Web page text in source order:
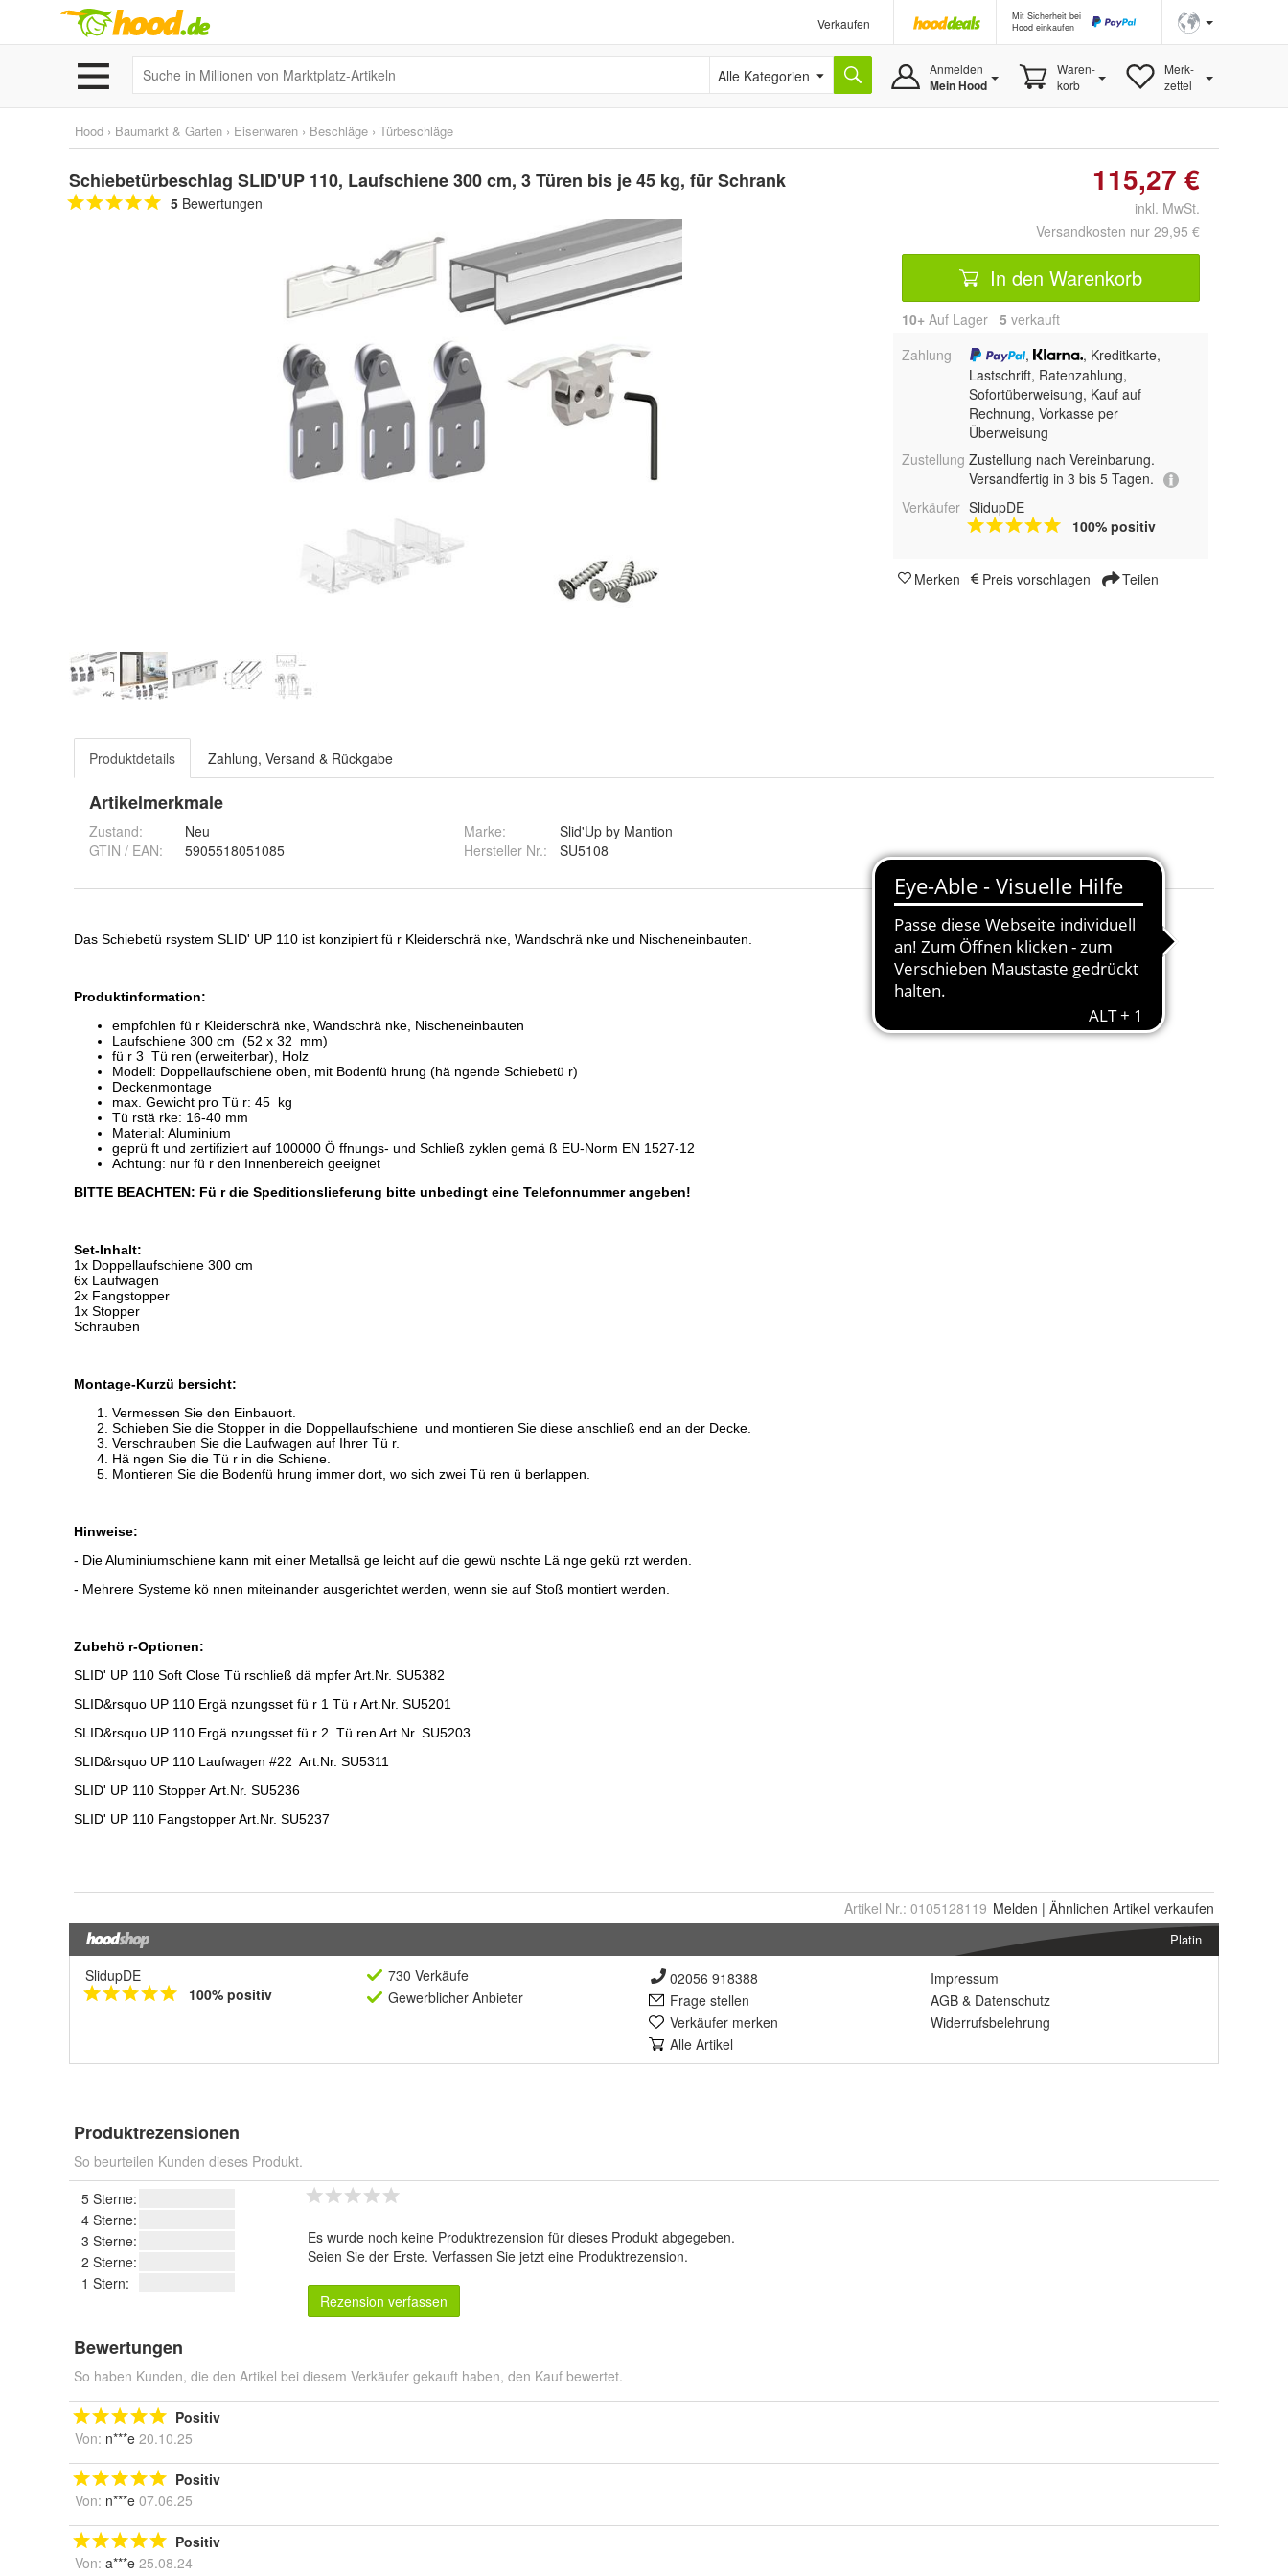
Verkaufen
Mit Sicherheit bei
Hood einkaufen
Alle Kategorien Anmelden
Mein Hood
Waren-
korb
Merk-
zettel
Hood › Baumarkt & Garten › Eisenwaren › Beschläge › Türbeschläge
Schiebetürbeschlag SLID'UP 110, Laufschiene 300 cm, 3 Türen bis je 45 kg, für Schrank
5 Bewertungen
115,27 €
inkl. MwSt.
Versandkosten nur 29,95 €
In den Warenkorb
10+ Auf Lager 5 verkauft
Zahlung
,
, Kreditkarte,
Lastschrift, Ratenzahlung,
Sofortüberweisung, Kauf auf
Rechnung, Vorkasse per
Überweisung
Zustellung Zustellung nach Vereinbarung.
Versandfertig in 3 bis 5 Tagen.
Verkäufer SlidupDE
100% positiv
Merken Preis vorschlagen Teilen
Produktdetails Zahlung, Versand & Rückgabe
Artikelmerkmale
Zustand:
Neu
GTIN / EAN:
5905518051085
Marke:
Slid'Up by Mantion
Hersteller Nr.:
SU5108
Artikel Nr.: 0105128119 Melden | Ähnlichen Artikel verkaufen
Platin
SlidupDE
100% positiv
730 Verkäufe
Gewerblicher Anbieter
02056 918388
Frage stellen
Verkäufer merken
Alle Artikel
Impressum
AGB & Datenschutz
Widerrufsbelehrung
Produktrezensionen
So beurteilen Kunden dieses Produkt.
5 Sterne:
4 Sterne:
3 Sterne:
2 Sterne:
1 Stern:
Es wurde noch keine Produktrezension für dieses Produkt abgegeben.
Seien Sie der Erste. Verfassen Sie jetzt eine Produktrezension.
Rezension verfassen
Bewertungen
So haben Kunden, die den Artikel bei diesem Verkäufer gekauft haben, den Kauf bewertet.
Positiv
Von: n***e 20.10.25
Positiv
Von: n***e 07.06.25
Positiv
Von: a***e 25.08.24